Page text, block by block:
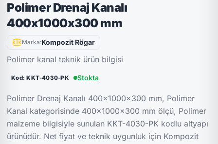
Polimer Drenaj Kanalı
400x1000x300 mm
Marka:Kompozit Rögar
Polimer kanal teknik ürün bilgisi
Kod: KKT-4030-PK Stokta
Polimer Drenaj Kanalı 400x1000x300 mm, Polimer
Kanal kategorisinde 400x1000x300 mm ölçü, Polimer
malzeme bilgisiyle sunulan KKT-4030-PK kodlu altyapı
ürünüdür. Net fiyat ve teknik uygunluk için Kompozit